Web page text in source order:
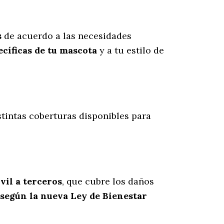
de acuerdo a las necesidades
de tu mascota y a tu estilo de
coberturas disponibles para
a terceros, que cubre los daños
la nueva Ley de Bienestar